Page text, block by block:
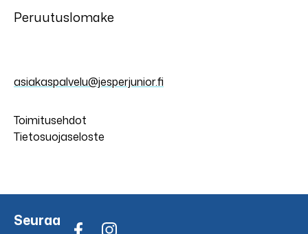
Peruutuslomake
asiakaspalvelu@jesperjunior.fi
Toimitusehdot
Tietosuojaseloste
Seuraa